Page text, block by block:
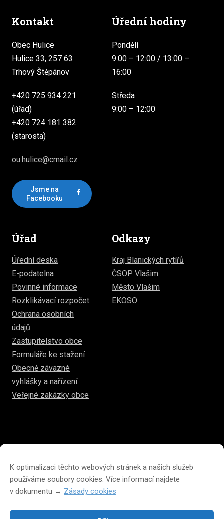
K optimalizaci těchto webových stránek a našich služeb
používáme soubory cookies. Více informací najdete
v dokumentu → Zásady cookies
Kontakt
Obec Hulice
Hulice 33, 257 63
Trhový Štěpánov
+420 725 934 221
(úřad)
+420 724 181 382
(starosta)
ou.hulice@cmail.cz
Jsme na
Facebooku
Úřední hodiny
Pondělí
9:00 – 12:00 / 13:00 –
16:00
Středa
9:00 – 12:00
Úřad
Úřední deska
E-podatelna
Povinné informace
Rozklikávací rozpočet
Ochrana osobních
údajů
Zastupitelstvo obce
Formuláře ke stažení
Obecně závazné
vyhlášky a nařízení
Veřejné zakázky obce
Odkazy
Kraj Blanických rytířů
ČSOP Vlašim
Město Vlašim
EKOSO
Prohlášení o přístupnosti
Prohlášení o ochraně soukromí
Zásady cookies (EU)